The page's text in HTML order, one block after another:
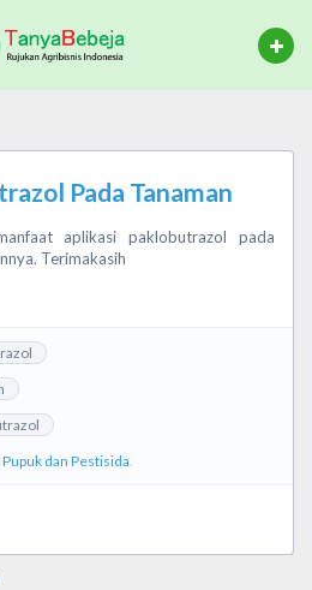
Pada Tanaman
aplikasi paklobutrazol pada
Terimakasih
Pupuk dan Pestisida